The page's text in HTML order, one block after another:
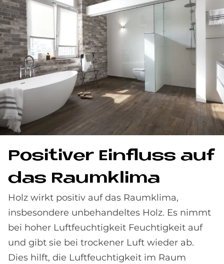
Po­si­ti­ver Ein­fluss auf
das Raum­kli­ma
Holz wirkt positiv auf das Raumklima,
insbesondere unbehandeltes Holz. Es nimmt
bei hoher Luftfeuchtigkeit Feuchtigkeit auf
und gibt sie bei trockener Luft wieder ab.
Dies hilft, die Luftfeuchtigkeit im Raum